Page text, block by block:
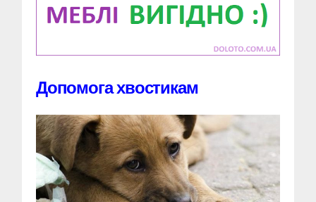
Допомога хвостикам